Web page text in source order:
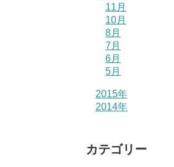
11月
10月
8月
7月
6月
5月
2015年
2014年
カテゴリー